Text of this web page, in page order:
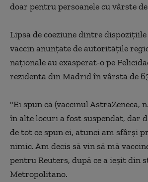
doar pentru persoanele cu vârste
Lipsa de coeziune dintre
vaccin anunţate de autorităţile
naţionale au exasperat-o pe
rezidentă din Madrid în vârstă de
"Ei spun că (vaccinul AstraZeneca,
în alte locuri a fost suspendat, dar
de tot ce spun ei, atunci am sfârşi
nimic. Am decis să vin să mă
pentru Reuters, după ce a ieşit din
Metropolitano.